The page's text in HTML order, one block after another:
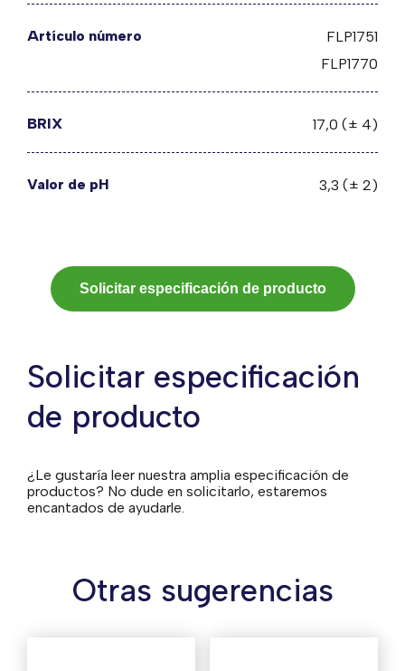
Artículo número
FLP1751
FLP1770
BRIX 17,0 (± 4)
Valor de pH 3,3 (± 2)
Solicitar especificación de producto
Solicitar especificación
de producto
¿Le gustaría leer nuestra amplia especificación de
productos? No dude en solicitarlo, estaremos
encantados de ayudarle.
Otras sugerencias